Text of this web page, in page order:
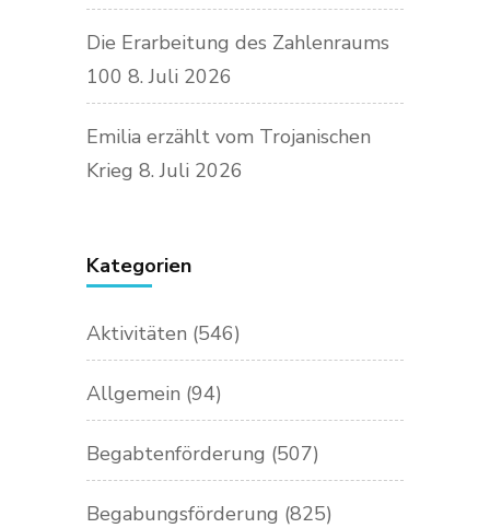
Die Erarbeitung des Zahlenraums
100 8. Juli 2026
Emilia erzählt vom Trojanischen
Krieg 8. Juli 2026
Kategorien
Aktivitäten (546)
Allgemein (94)
Begabtenförderung (507)
Begabungsförderung (825)